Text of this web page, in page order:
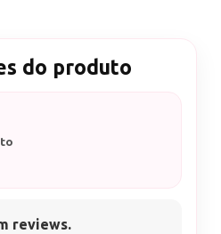
do produto
reviews.